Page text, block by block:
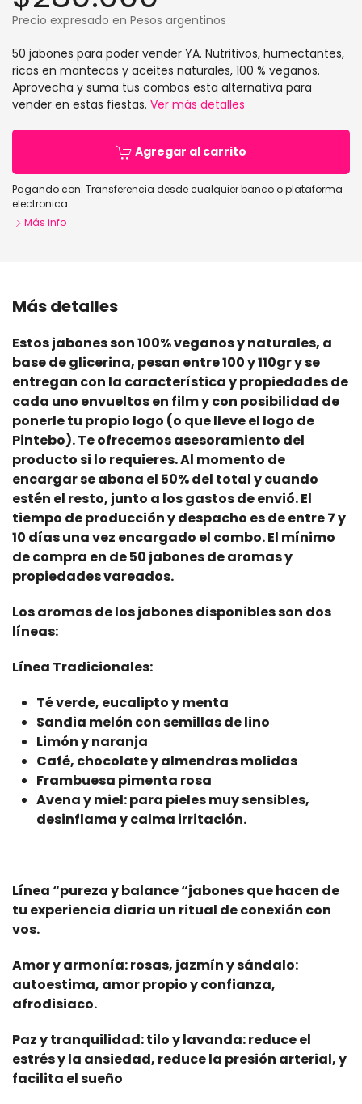
Precio expresado en Pesos argentinos
50 jabones para poder vender YA. Nutritivos, humectantes,
ricos en mantecas y aceites naturales, 100 % veganos.
Aprovecha y suma tus combos esta alternativa para
vender en estas fiestas. Ver más detalles
Agregar al carrito
Pagando con: Transferencia desde cualquier banco o plataforma
electronica
Más info
Más detalles
Estos jabones son 100% veganos y naturales, a
base de glicerina, pesan entre 100 y 110gr y se
entregan con la característica y propiedades de
cada uno envueltos en film y con posibilidad de
ponerle tu propio logo (o que lleve el logo de
Pintebo). Te ofrecemos asesoramiento del
producto si lo requieres. Al momento de
encargar se abona el 50% del total y cuando
estén el resto, junto a los gastos de envió. El
tiempo de producción y despacho es de entre 7 y
10 días una vez encargado el combo. El mínimo
de compra en de 50 jabones de aromas y
propiedades vareados.
Los aromas de los jabones disponibles son dos
líneas:
Línea Tradicionales:
Té verde, eucalipto y menta
Sandia melón con semillas de lino
Limón y naranja
Café, chocolate y almendras molidas
Frambuesa pimenta rosa
Avena y miel: para pieles muy sensibles,
desinflama y calma irritación.
Línea “pureza y balance “jabones que hacen de
tu experiencia diaria un ritual de conexión con
vos.
Amor y armonía: rosas, jazmín y sándalo:
autoestima, amor propio y confianza,
afrodisiaco.
Paz y tranquilidad: tilo y lavanda: reduce el
estrés y la ansiedad, reduce la presión arterial, y
facilita el sueño